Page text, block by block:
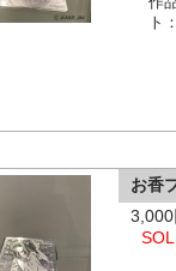
ト
お香